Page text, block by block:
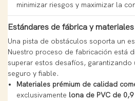
minimizar riesgos y maximizar la
Estándares de fábrica y
Una pista de obstáculos soporta un
Nuestro proceso de fabricación está
superar estos desafíos,
seguro y fiable.
Materiales prémium de calidad
exclusivamente lona de PVC de 0,9